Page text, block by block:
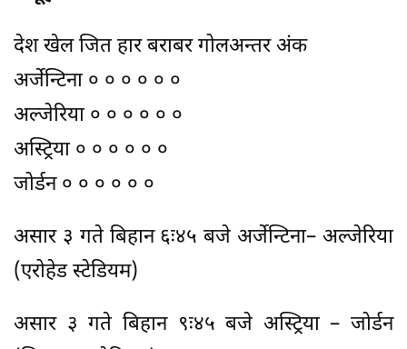
देश खेल जित हार बराबर गोलअन्तर अंक
अर्जेन्टिना ० ० ० ० ० ०
अल्जेरिया ० ० ० ० ० ०
अस्ट्रिया ० ० ० ० ० ०
जोर्डन ० ० ० ० ० ०
असार ३ गते बिहान ६ः४५ बजे अर्जेन्टिना– अल्जेरिया
(एरोहेड स्टेडियम)
असार ३ गते बिहान ९ः४५ बजे अस्ट्रिया – जोर्डन